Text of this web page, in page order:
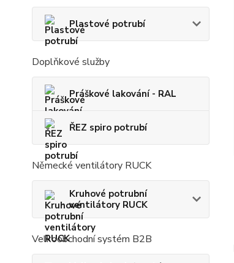
Plastové potrubí
Doplňkové služby
Práškové lakování - RAL
ŘEZ spiro potrubí
Německé ventilátory RUCK
Kruhové potrubní
ventilátory RUCK
Velkoobchodní systém B2B